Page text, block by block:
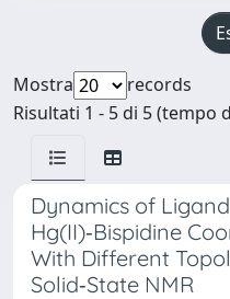
Mostra
records
Risultati 1 - 5 di 5 (tempo
Dynamics of
Hg(II)‐Bispidine
With Different
Solid‐State NMR